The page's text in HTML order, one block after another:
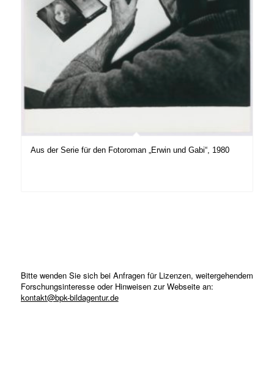
Aus der Serie für den Fotoroman „Erwin und Gabi“, 1980
Bitte wenden Sie sich bei Anfragen für Lizenzen, weitergehendem
Forschungsinteresse oder Hinweisen zur Webseite an:
kontakt@bpk-bildagentur.de